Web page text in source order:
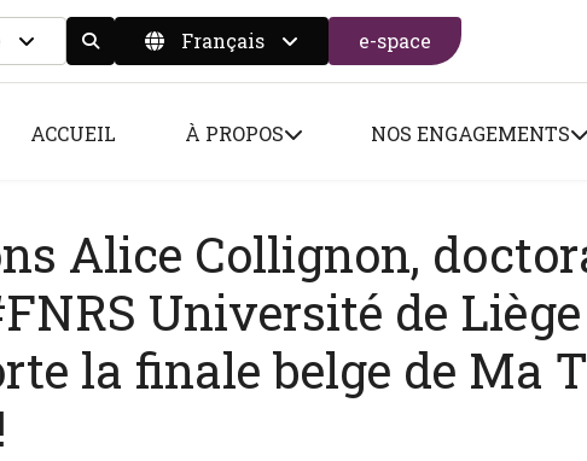
Display the search form
Français e-space
ACCUEIL À PROPOS NOS ENGAGEMENTS
Alice Collignon,
Université de Liège
la finale belge de Ma